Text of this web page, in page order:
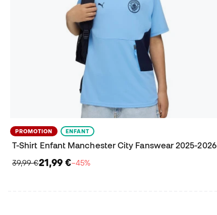
PROMOTION ENFANT
T-Shirt Enfant Manchester City Fanswear 2025-2026
39,99 €21,99 €−45%